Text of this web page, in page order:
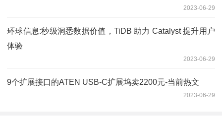
2023-06-29
环球信息:秒级洞悉数据价值，TiDB 助力 Catalyst 提升用户
体验
2023-06-29
9个扩展接口的ATEN USB-C扩展坞卖2200元-当前热文
2023-06-29